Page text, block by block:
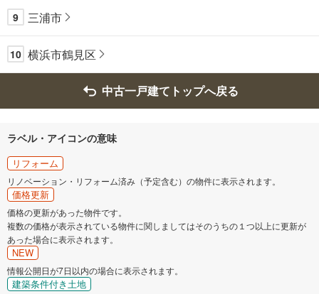
9 三浦市
10 横浜市鶴見区
中古一戸建てトップへ戻る
ラベル・アイコンの意味
リフォーム
リノベーション・リフォーム済み（予定含む）の物件に表示されます。
価格更新
価格の更新があった物件です。
複数の価格が表示されている物件に関しましてはそのうちの１つ以上に更新が
あった場合に表示されます。
NEW
情報公開日が7日以内の場合に表示されます。
建築条件付き土地